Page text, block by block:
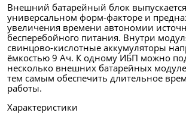
Внешний батарейный блок
универсальном форм-факторе и
увеличения времени автономии
бесперебойного питания. Внутри
свинцово-кислотные аккумуляторы
ёмкостью 9 Ач. К одному ИБП можно
несколько внешних батарейных
тем самым обеспечить длительное
работы.
Характеристики